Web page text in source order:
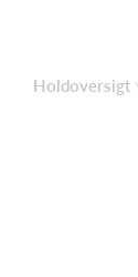
Holdoversigt